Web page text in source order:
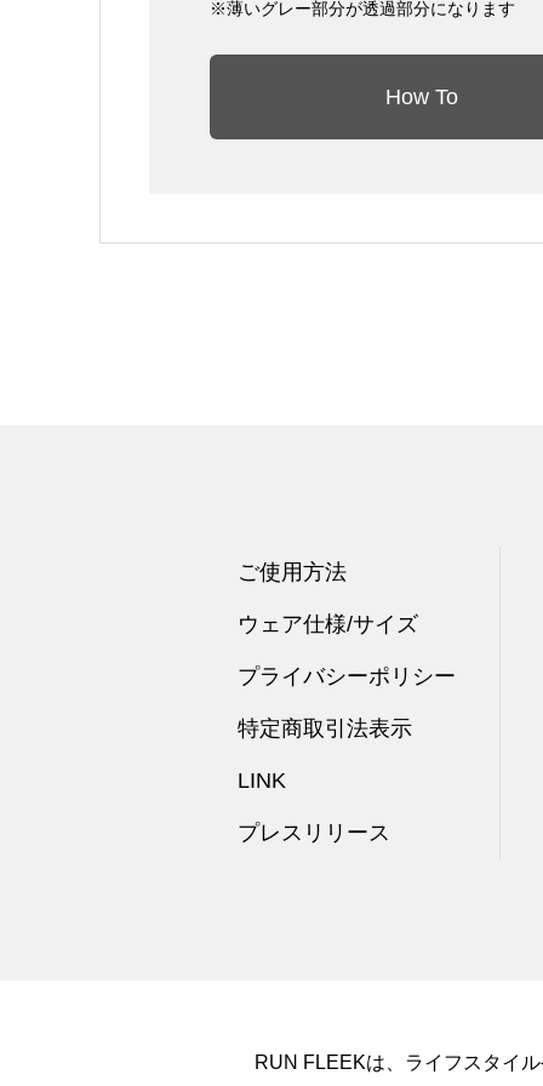
※薄いグレー部分が透過部分になります
How To
ご使用方法
ウェア仕様/サイズ
プライバシーポリシー
特定商取引法表示
LINK
プレスリリース
RUN FLEEKは、ライフスタイ